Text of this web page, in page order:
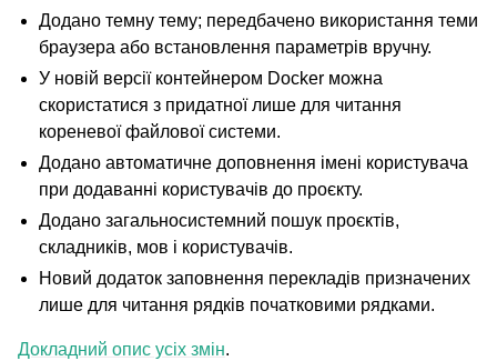
Додано темну тему; передбачено використання теми
браузера або встановлення параметрів вручну.
У новій версії контейнером Docker можна
скористатися з придатної лише для читання
кореневої файлової системи.
Додано автоматичне доповнення імені користувача
при додаванні користувачів до проєкту.
Додано загальносистемний пошук проєктів,
складників, мов і користувачів.
Новий додаток заповнення перекладів призначених
лише для читання рядків початковими рядками.
Докладний опис усіх змін.